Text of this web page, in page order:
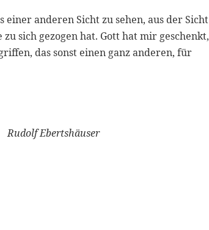
anderen Sicht zu sehen, aus der Sicht
sich gezogen hat. Gott hat mir geschenkt,
das sonst einen ganz anderen, für